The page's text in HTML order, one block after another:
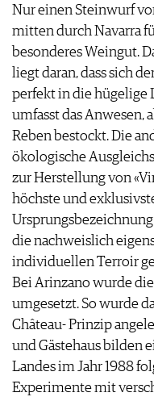
Nur einen Steinwurf
mitten durch Navarra
besonderes Weingut.
liegt daran, dass sich
perfekt in die hügelige
umfasst das Anwesen,
Reben bestockt. Die
ökologische
zur Herstellung von
höchste und
die nachweislich
individuellen Terroir
Bei Arinzano wurde
umgesetzt. So wurde
Château- Prinzip
und Gästehaus bilden
Landes im Jahr 1988
Experimente mit